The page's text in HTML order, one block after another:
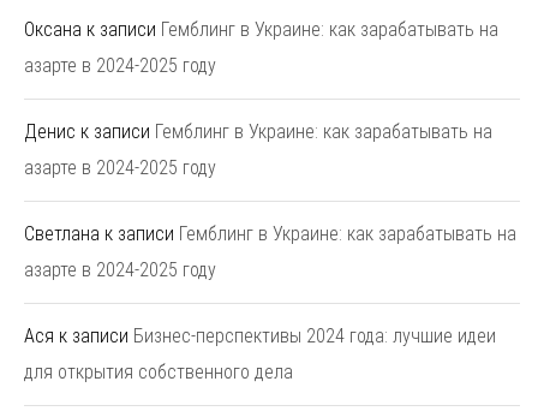
Оксана к записи Гемблинг в Украине: как зарабатывать на
азарте в 2024-2025 году
Денис к записи Гемблинг в Украине: как зарабатывать на
азарте в 2024-2025 году
Светлана к записи Гемблинг в Украине: как зарабатывать на
азарте в 2024-2025 году
Ася к записи Бизнес-перспективы 2024 года: лучшие идеи
для открытия собственного дела